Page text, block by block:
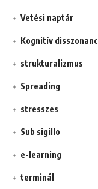
Vetési naptár
Kognitív
strukturalizmus
Spreading
stresszes
Sub sigillo
e-learning
terminál